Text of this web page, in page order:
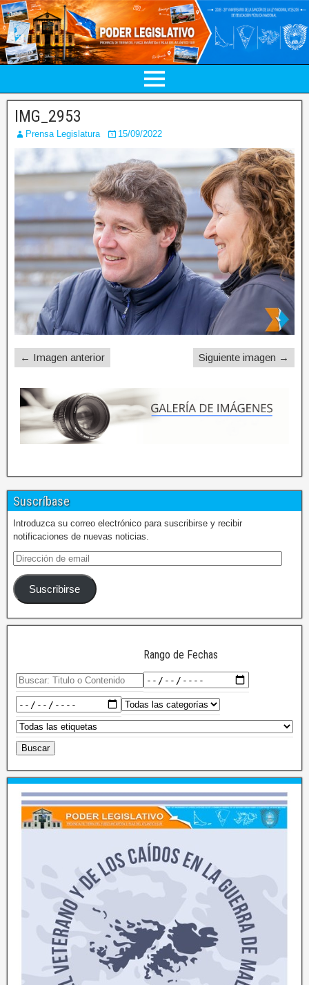
IMG_2953
Prensa Legislatura 15/09/2022
← Imagen anterior Siguiente imagen →
Suscríbase
Introduzca su correo electrónico para suscribirse y recibir
notificaciones de nuevas noticias.
Suscribirse
Rango de Fechas